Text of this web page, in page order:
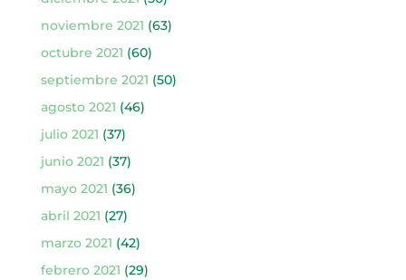
noviembre 2021 (63)
octubre 2021 (60)
septiembre 2021 (50)
agosto 2021 (46)
julio 2021 (37)
junio 2021 (37)
mayo 2021 (36)
abril 2021 (27)
marzo 2021 (42)
febrero 2021 (29)